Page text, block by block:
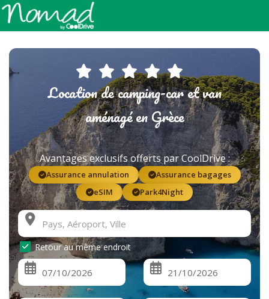
Location de camping-car et van
aménagé en Grèce
Avantages exclusifs offerts par CoolDrive :
Assurance annulation
Assurance bagages
eSIM
Park4Night
Retour au même endroit